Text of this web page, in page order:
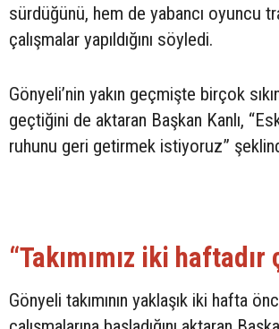
sürdüğünü, hem de yabancı oyuncu
çalışmalar yapıldığını söyledi.
Gönyeli’nin yakın geçmişte birçok
geçtiğini de aktaran Başkan Kanlı,
ruhunu geri getirmek istiyoruz”
“Takımımız iki haftadır
Gönyeli takımının yaklaşık iki hafta